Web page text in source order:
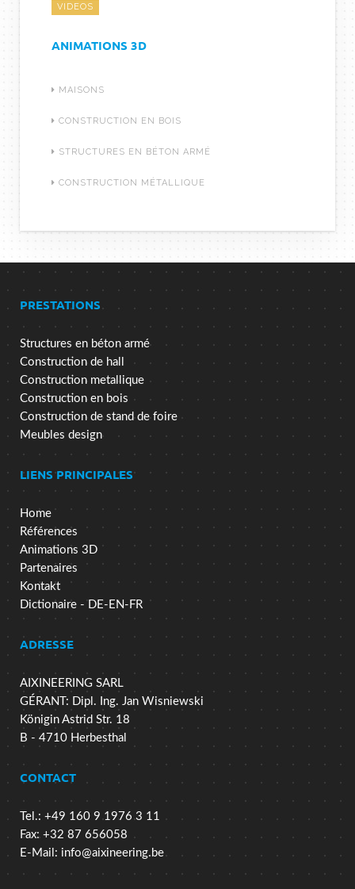
VIDEOS
ANIMATIONS 3D
MAISONS
CONSTRUCTION EN BOIS
STRUCTURES EN BÉTON ARMÉ
CONSTRUCTION MÉTALLIQUE
PRESTATIONS
Structures en béton armé
Construction de hall
Construction metallique
Construction en bois
Construction de stand de foire
Meubles design
LIENS PRINCIPALES
Home
Références
Animations 3D
Partenaires
Kontakt
Dictionaire - DE-EN-FR
ADRESSE
AIXINEERING SARL
GÉRANT: Dipl. Ing. Jan Wisniewski
Königin Astrid Str. 18
B - 4710 Herbesthal
CONTACT
Tel.: +49 160 9 1976 3 11
Fax: +32 87 656058
E-Mail: info@aixineering.be